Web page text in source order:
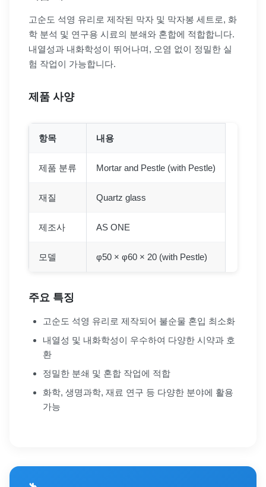
고순도 석영 유리로 제작된 막자 및 막자봉 세트로, 화
학 분석 및 연구용 시료의 분쇄와 혼합에 적합합니다.
내열성과 내화학성이 뛰어나며, 오염 없이 정밀한 실
험 작업이 가능합니다.
제품 사양
항목 내용
제품 분류 Mortar and Pestle (with Pestle)
재질 Quartz glass
제조사 AS ONE
모델 φ50 × φ60 × 20 (with Pestle)
주요 특징
고순도 석영 유리로 제작되어 불순물 혼입 최소화
내열성 및 내화학성이 우수하여 다양한 시약과 호
환
정밀한 분쇄 및 혼합 작업에 적합
화학, 생명과학, 재료 연구 등 다양한 분야에 활용
가능